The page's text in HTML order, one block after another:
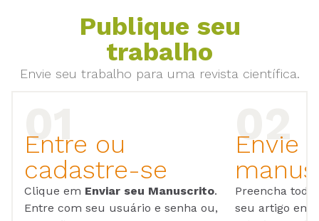
Publique seu
trabalho
Envie seu trabalho para uma revista científica.
Entre ou
cadastre-se
Clique em Enviar seu Manuscrito.
Entre com seu usuário e senha ou,
Envie
Preencha
seu artigo em